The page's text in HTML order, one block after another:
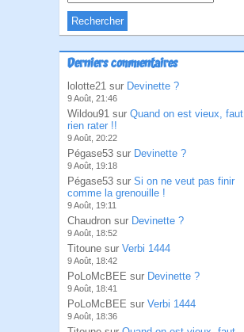
Derniers commentaires
lolotte21 sur Devinette ?
9 Août, 21:46
Wildou91 sur Quand on est vieux, faut
rien rater !!
9 Août, 20:22
Pégase53 sur Devinette ?
9 Août, 19:18
Pégase53 sur Si on ne veut pas finir
comme la grenouille !
9 Août, 19:11
Chaudron sur Devinette ?
9 Août, 18:52
Titoune sur Verbi 1444
9 Août, 18:42
PoLoMcBEE sur Devinette ?
9 Août, 18:41
PoLoMcBEE sur Verbi 1444
9 Août, 18:36